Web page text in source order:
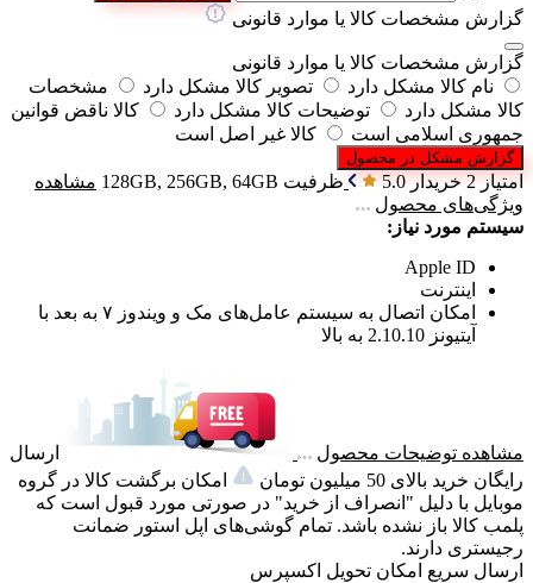
گزارش مشخصات کالا یا موارد قانونی
گزارش مشخصات کالا یا موارد قانونی
نام کالا مشکل دارد
تصویر کالا مشکل دارد
مشخصات
کالا مشکل دارد
توضیحات کالا مشکل دارد
کالا ناقض قوانین
جمهوری اسلامی است
کالا غیر اصل است
گزارش مشکل در محصول
امتیاز 2 خریدار 5.0 ظرفیت 128GB, 256GB, 64GB مشاهده
ویژگی‌های محصول
سیستم مورد نیاز:
Apple ID
اینترنت
امکان اتصال به سیستم عامل‌های مک و ویندوز ۷ به بعد با
آیتیونز 2.10.10 به بالا
مشاهده توضیحات محصول
ارسال
رایگان خرید بالای 50 میلیون تومان
امکان برگشت کالا در گروه
موبایل با دلیل "انصراف از خرید" در صورتی مورد قبول است که
پلمب کالا باز نشده باشد. تمام گوشی‌های اپل استور ضمانت
رجیستری دارند.
ارسال سریع امکان تحویل اکسپرس